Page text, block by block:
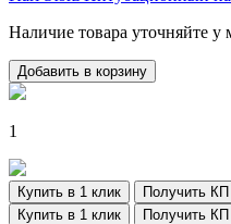
Наличие товара уточняйте у
Добавить в корзину
1
Купить в 1 клик
Получить КП
Купить в 1 клик
Получить КП